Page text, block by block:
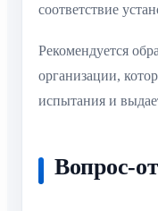
соответствие
Рекомендуется
организации,
испытания и
Вопрос-